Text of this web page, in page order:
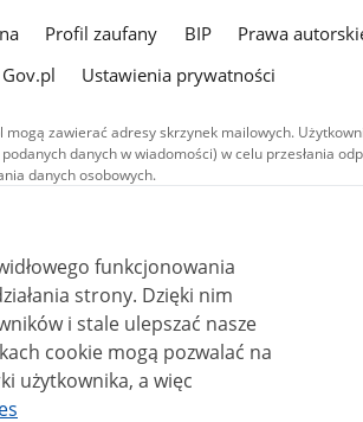
Profil zaufany BIP Prawa
Ustawienia prywatności
zawierać adresy skrzynek mailowych.
danych w wiadomości) w celu przesłania
danych osobowych.
w serwisie (z wyłączeniem treści audiowizualnych),
Creative Commons: uznanie autorstwa - na tych
4.0). Materiały audiowizualne, w tym zdjęcia,
typu Creative Commons: uznanie autorstwa użycie
(CC BY-NC-ND 4.0), o ile nie jest to stwierdzone
funkcjonowania
Dzięki nim
i stale ulepszać nasze
użytkownika, a więc